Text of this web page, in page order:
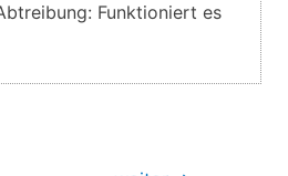
Funktioniert es